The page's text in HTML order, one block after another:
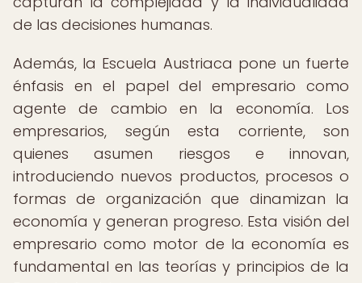
de las decisiones humanas.
Además, la Escuela Austriaca pone un fuerte
énfasis en el papel del empresario como
agente de cambio en la economía. Los
empresarios, según esta corriente, son
quienes asumen riesgos e innovan,
introduciendo nuevos productos, procesos o
formas de organización que dinamizan la
economía y generan progreso. Esta visión del
empresario como motor de la economía es
fundamental en las teorías y principios de la